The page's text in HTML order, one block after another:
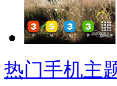
热门手机主